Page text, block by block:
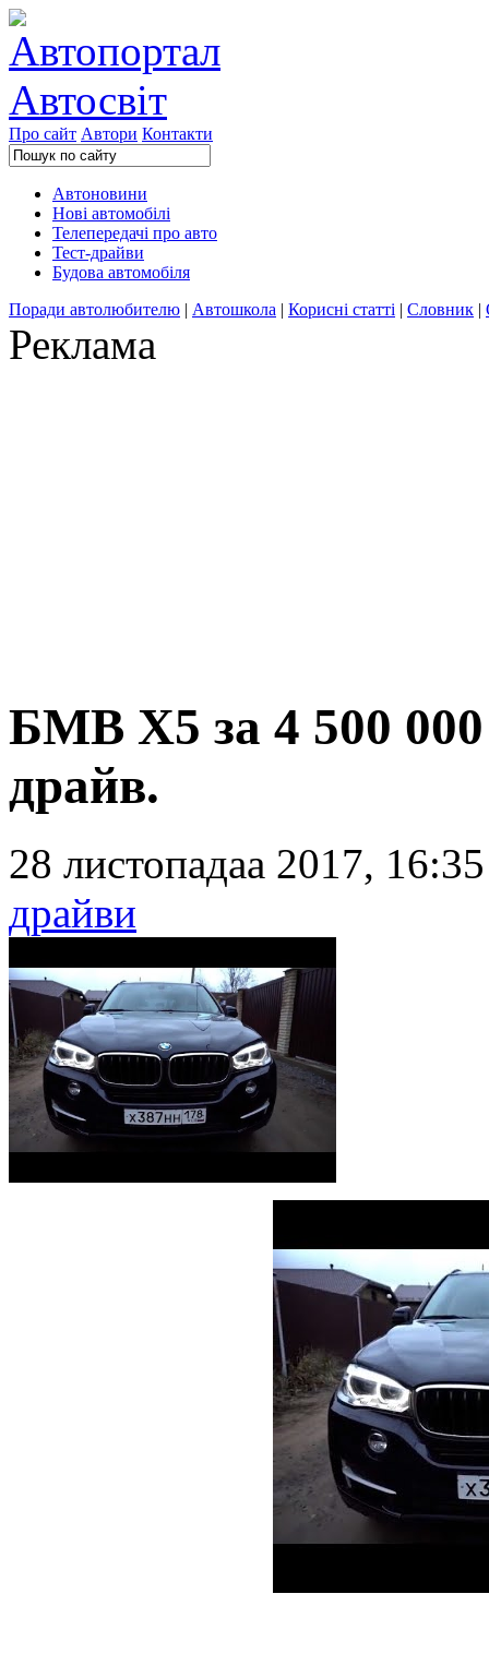
Про сайт Автори Контакти
Автоновини
Нові автомобілі
Телепередачі про авто
Тест-драйви
Будова автомобіля
Поради автолюбителю | Автошкола | Корисні статті | Словник |
Реклама
БМВ Х5 за 4 500 000
драйв.
28 листопадаа 2017,
драйви